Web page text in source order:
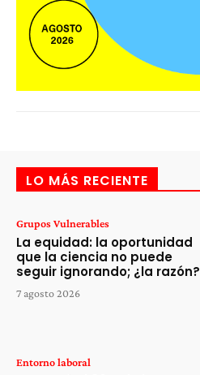
LO MÁS RECIENTE
Grupos Vulnerables
La equidad: la oportunidad
que la ciencia no puede
seguir ignorando; ¿la razón?
7 agosto 2026
Entorno laboral